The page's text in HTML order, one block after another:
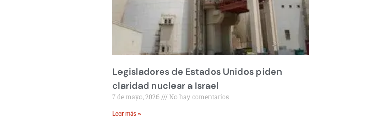
Legisladores de Estados Unidos piden
claridad nuclear a Israel
7 de mayo, 2026 No hay comentarios
Leer más »